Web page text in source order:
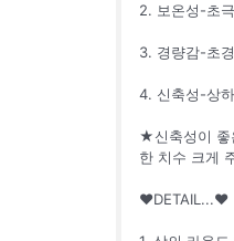
2. 보온성-초
3. 경량감-초
4. 신축성-상
★신축성이 좋
한 치수 크게
♥DETAIL...♥